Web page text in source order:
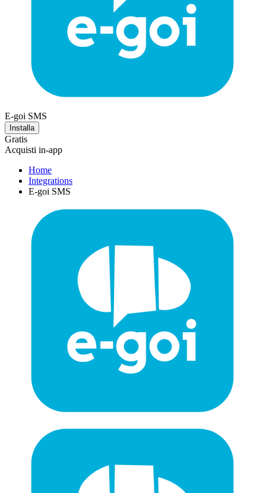
E-goi SMS
Installa
Gratis
Acquisti in-app
Home
Integrations
E-goi SMS